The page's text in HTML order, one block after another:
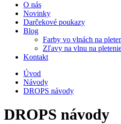
O nás
Novinky
Darčekové poukazy
Blog
Farby vo vlnách na
Zľavy na vlnu na
Kontakt
Úvod
Návody
DROPS návody
DROPS návody